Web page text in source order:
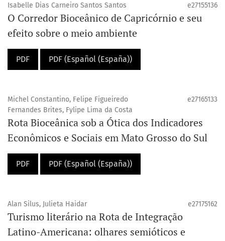
Isabelle Dias Carneiro Santos Santos e27155136
O Corredor Bioceânico de Capricórnio e seu
efeito sobre o meio ambiente
PDF PDF (Español (España))
Michel Constantino, Felipe Figueiredo
Fernandes Brites, Fylipe Lima da Costa
e27165133
Rota Bioceânica sob a Ótica dos Indicadores
Econômicos e Sociais em Mato Grosso do Sul
PDF PDF (Español (España))
Alan Silus, Julieta Haidar e27175162
Turismo literário na Rota de Integração
Latino-Americana: olhares semióticos e